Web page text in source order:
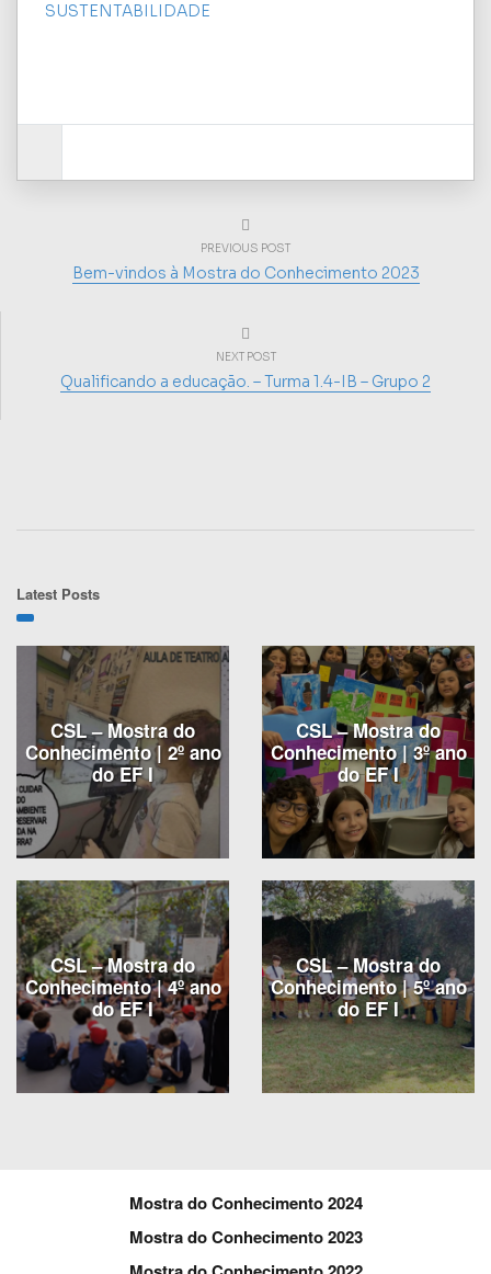
SUSTENTABILIDADE
PREVIOUS POST
Bem-vindos à Mostra do Conhecimento 2023
NEXT POST
Qualificando a educação. – Turma 1.4-IB – Grupo 2
Latest Posts
CSL – Mostra do
Conhecimento | 2º ano
do EF I
CSL – Mostra do
Conhecimento | 3º ano
do EF I
CSL – Mostra do
Conhecimento | 4º ano
do EF I
CSL – Mostra do
Conhecimento | 5º ano
do EF I
Mostra do Conhecimento 2024
Mostra do Conhecimento 2023